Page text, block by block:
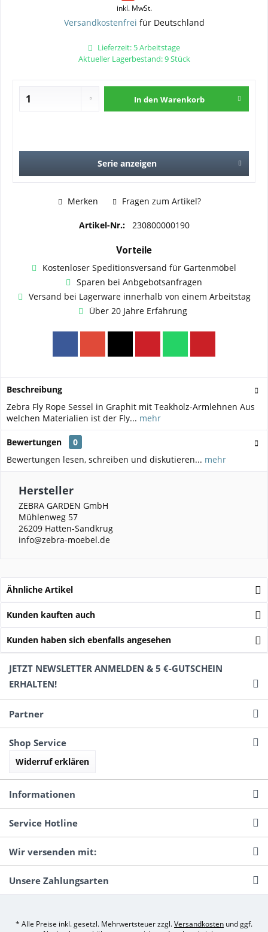
inkl. MwSt.
Versandkostenfrei für Deutschland
Lieferzeit: 5 Arbeitstage
Aktueller Lagerbestand: 9 Stück
In den Warenkorb
Serie anzeigen
Merken Fragen zum Artikel?
Artikel-Nr.: 230800000190
Vorteile
Kostenloser Speditionsversand für Gartenmöbel
Sparen bei Anbgebotsanfragen
Versand bei Lagerware innerhalb von einem Arbeitstag
Über 20 Jahre Erfahrung
Beschreibung
Zebra Fly Rope Sessel in Graphit mit Teakholz-Armlehnen Aus
welchen Materialien ist der Fly... mehr
Bewertungen
0
Bewertungen lesen, schreiben und diskutieren... mehr
Hersteller
ZEBRA GARDEN GmbH
Mühlenweg 57
26209 Hatten-Sandkrug
info@zebra-moebel.de
Ähnliche Artikel
Kunden kauften auch
Kunden haben sich ebenfalls angesehen
JETZT NEWSLETTER ANMELDEN & 5 €-GUTSCHEIN
ERHALTEN!
Partner
Shop Service
Widerruf erklären
Informationen
Service Hotline
Wir versenden mit:
Unsere Zahlungsarten
* Alle Preise inkl. gesetzl. Mehrwertsteuer zzgl.Versandkosten und ggf.